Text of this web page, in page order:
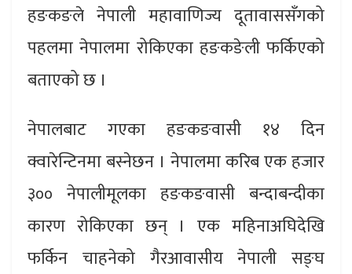
हङकङले नेपाली महावाणिज्य दूतावाससँगको
पहलमा नेपालमा रोकिएका हङकङेली फर्किएको
बताएको छ ।
नेपालबाट गएका हङकङवासी १४ दिन
क्वारेन्टिनमा बस्नेछन । नेपालमा करिब एक हजार
३०० नेपालीमूलका हङकङवासी बन्दाबन्दीका
कारण रोकिएका छन् । एक महिनाअघिदेखि
फर्किन चाहनेको गैरआवासीय नेपाली सङ्घ